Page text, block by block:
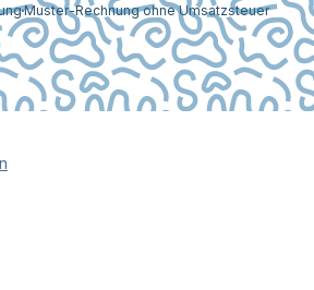
Muster-Rechnung ohne Umsatzsteuer